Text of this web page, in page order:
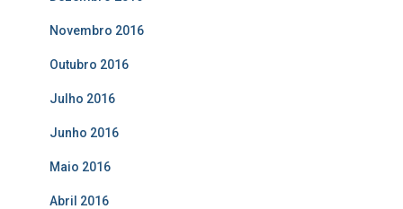
Novembro 2016
Outubro 2016
Julho 2016
Junho 2016
Maio 2016
Abril 2016